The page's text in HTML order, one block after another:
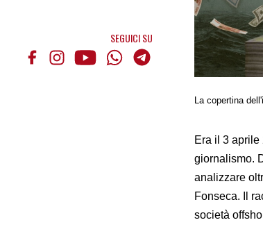
SEGUICI SU
La copertina
Era il 3
giornalismo.
analizzare
Fonseca. Il
società